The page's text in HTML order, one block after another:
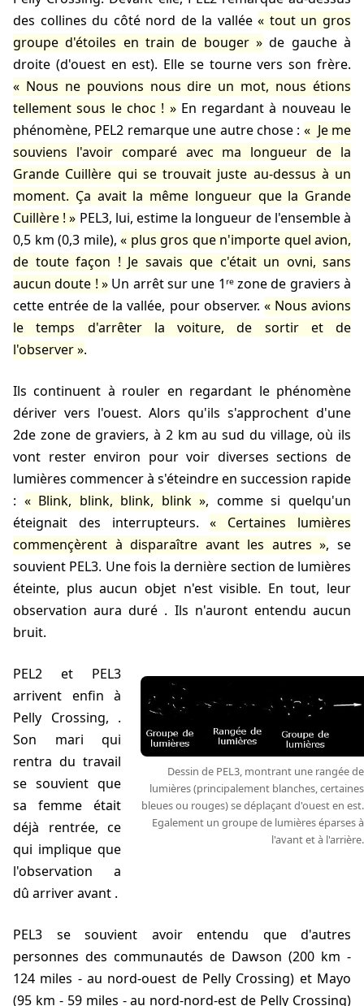
des collines du côté nord de la vallée
tout un gros
groupe d'étoiles en train de bouger
de gauche à
droite (d'ouest en est). Elle se tourne vers son frère.
Nous ne pouvions nous dire un mot, nous étions
tellement sous le choc !
En regardant à nouveau le
phénomène, PEL2 remarque une autre chose :
Je me
souviens l'avoir comparé avec ma longueur de la
Grande Cuillère qui se trouvait juste au-dessus à un
moment. Ça avait la même longueur que la Grande
Cuillère !
PEL3, lui, estime la longueur de l'ensemble à
0,5 km (0,3 mile),
plus gros que n'importe quel avion,
de toute façon ! Je savais que c'était un ovni, sans
aucun doute !
Un arrêt sur une 1ʳᵉ zone de graviers à
cette entrée de la vallée, pour observer.
Nous avions
le temps d'arrêter la voiture, de sortir et de
l'observer .
Ils continuent à rouler en regardant le phénomène
dériver vers l'ouest. Alors qu'ils s'approchent d'une
2de zone de graviers, à 2 km au sud du village, où ils
vont resterenviron pour voir diverses sections de
lumières commencer à s'éteindre en succession rapide
:
Blink, blink, blink, blink
, comme si quelqu'un
éteignait des interrupteurs.
Certaines lumières
commençèrent à disparaître avant les autres
, se
souvient PEL3. Une fois la dernière section de lumières
éteinte, plus aucun objet n'est visible. En tout, leur
observation aura duré . Ils n'auront entendu aucun
bruit.
Dessin de PEL3, montrant une rangée de
lumières (principalement blanches, certaines
bleues ou rouges) se déplaçant d'ouest en est.
Egalement un groupe de lumières éparses à
l'avant et à l'arrière.
PEL2 et PEL3
arrivent enfin à
Pelly Crossing, .
Son mari qui
rentra du travail
se souvient que
sa femme était
déjà rentrée, ce
qui implique que
l'observation a
dû arriver avant .
PEL3 se souvient avoir entendu que d'autres
personnes des communautés de Dawson (200 km -
124 miles - au nord-ouest de Pelly Crossing) et Mayo
(95 km - 59 miles - au nord-nord-est de Pelly Crossing)